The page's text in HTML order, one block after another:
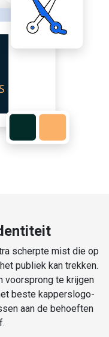
scherpte mist die op
publiek kan trekken.
voorsprong te krijgen
beste kapperslogo-
aan de behoeften